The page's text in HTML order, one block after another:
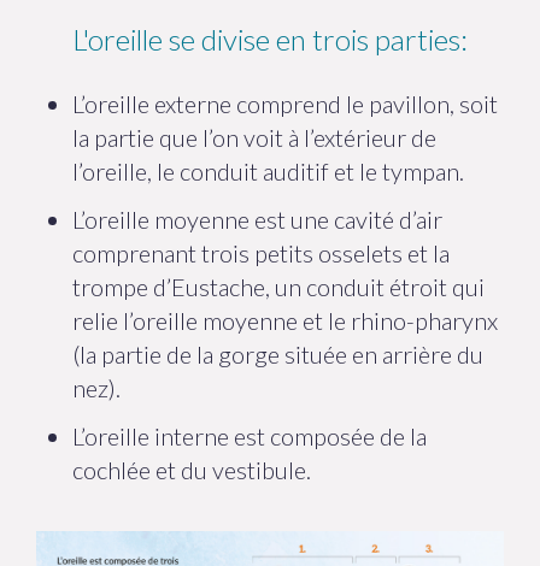
L'oreille se divise en trois parties:
L’oreille externe comprend le pavillon, soit
la partie que l’on voit à l’extérieur de
l’oreille, le conduit auditif et le tympan.
L’oreille moyenne est une cavité d’air
comprenant trois petits osselets et la
trompe d’Eustache, un conduit étroit qui
relie l’oreille moyenne et le rhino-pharynx
(la partie de la gorge située en arrière du
nez).
L’oreille interne est composée de la
cochlée et du vestibule.